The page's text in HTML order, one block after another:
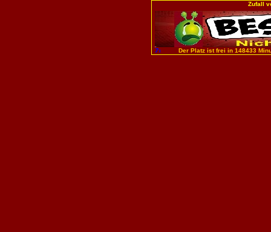
Zufall
Der Platz ist frei in 148433